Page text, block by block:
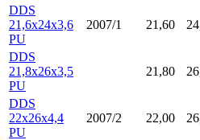
DDS
21,6x24x3,6
PU
2007/1 21,60
DDS
21,8x26x3,5
PU
21,80
DDS
22x26x4,4
PU
2007/2 22,00